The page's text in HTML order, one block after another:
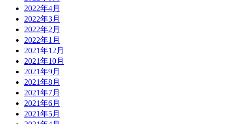
2022年4月
2022年3月
2022年2月
2022年1月
2021年12月
2021年10月
2021年9月
2021年8月
2021年7月
2021年6月
2021年5月